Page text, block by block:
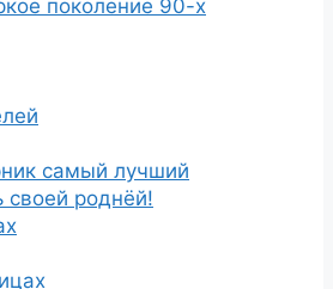
поколение 90-х
самый лучший
своей роднёй!